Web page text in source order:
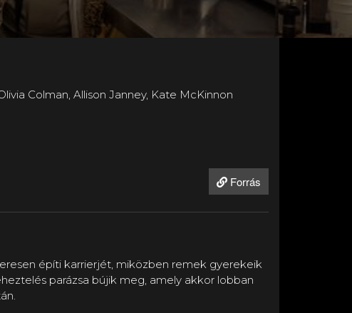
Colman, Allison Janney, Kate McKinnon
Forrás
építi karrierjét, miközben remek gyerekeik
parázsa bújik meg, amely akkor lobban